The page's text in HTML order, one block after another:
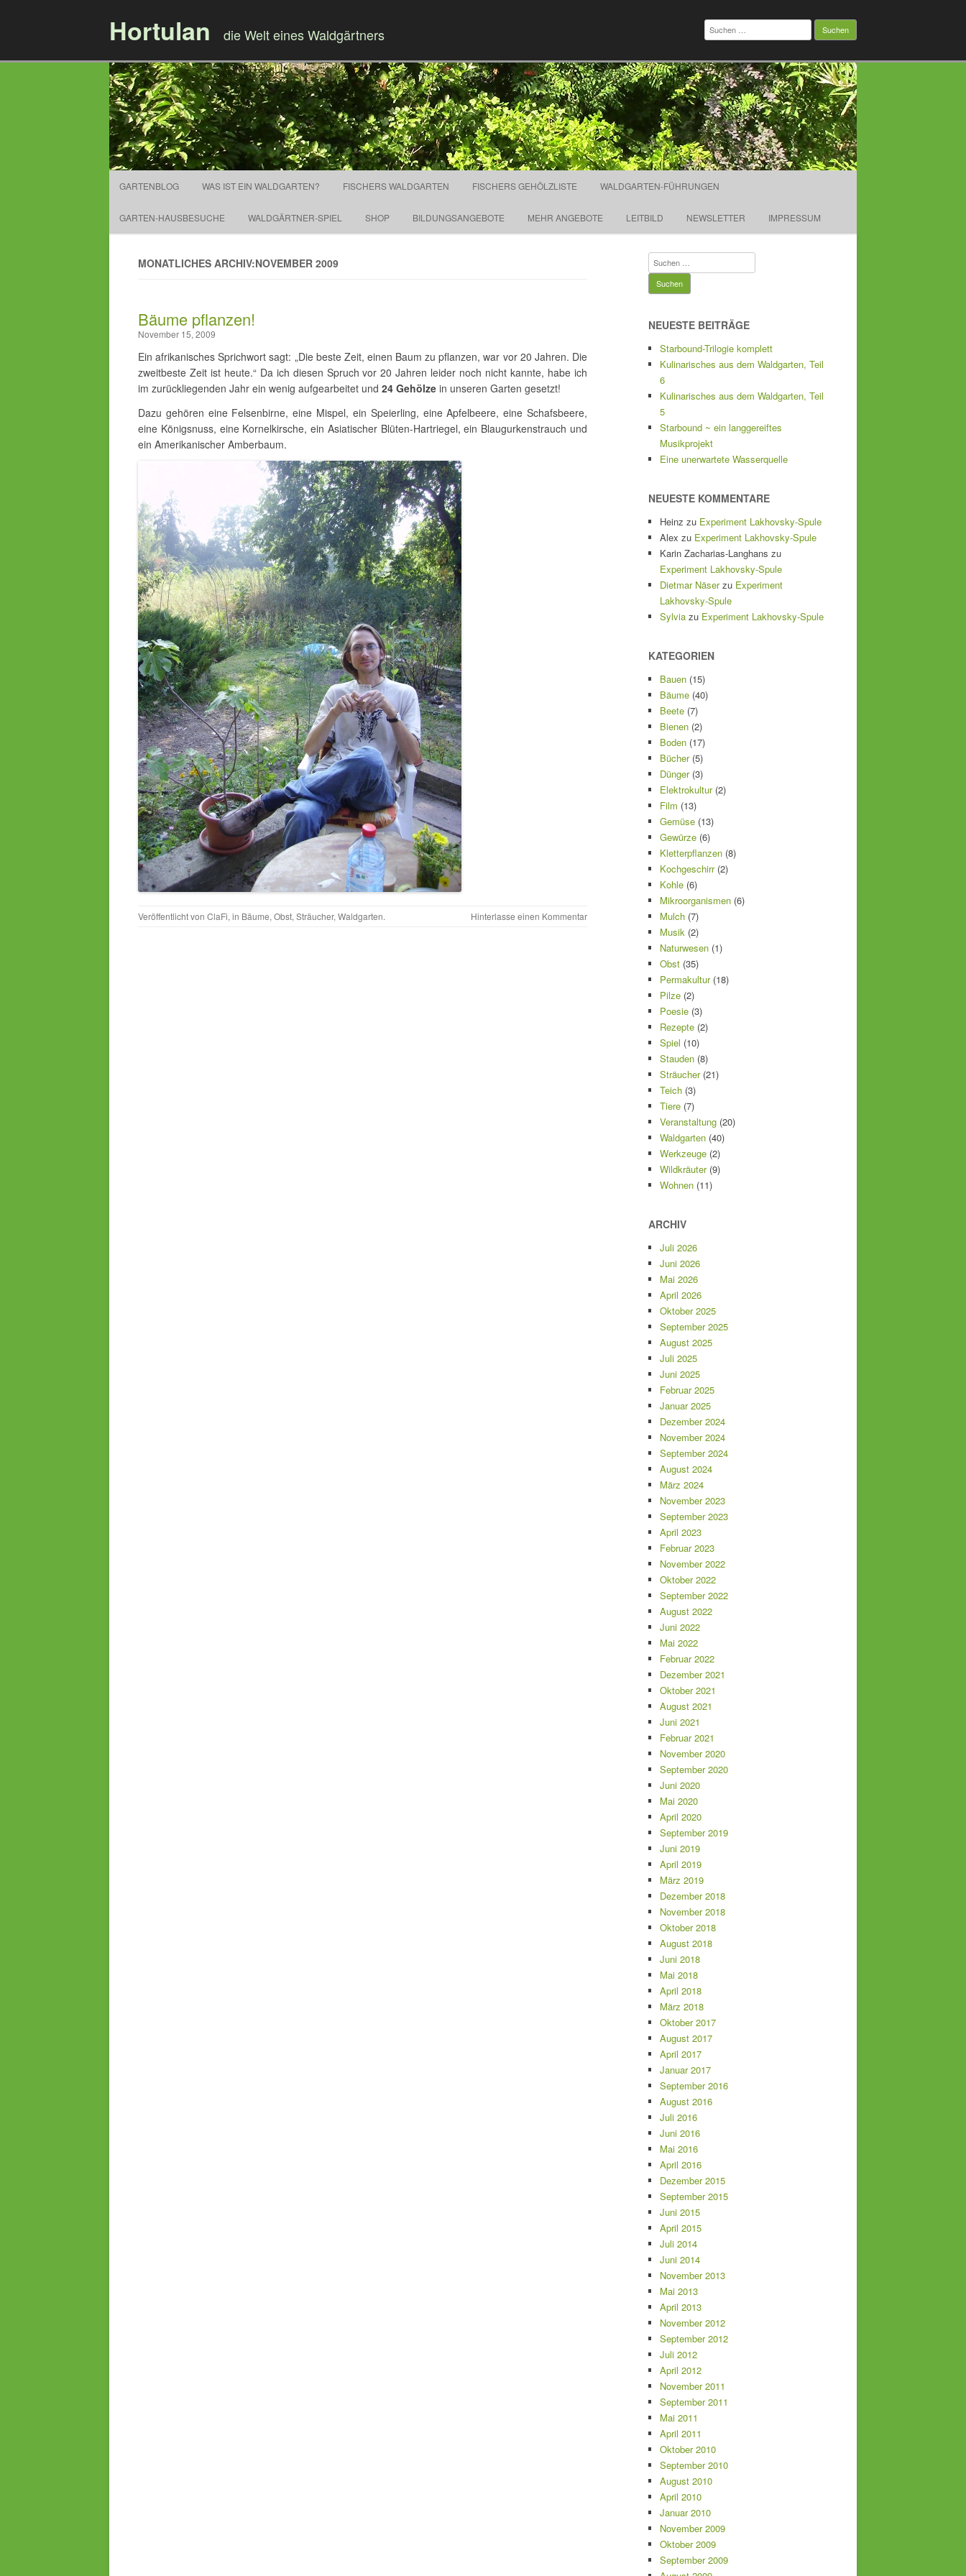
Hortulan die Welt eines Waldgärtners
Suchen
nach:
GARTENBLOG WAS IST EIN WALDGARTEN? FISCHERS WALDGARTEN FISCHERS GEHÖLZLISTE WALDGARTEN-FÜHRUNGEN
GARTEN-HAUSBESUCHE WALDGÄRTNER-SPIEL SHOP BILDUNGSANGEBOTE MEHR ANGEBOTE LEITBILD NEWSLETTER IMPRESSUM
MONATLICHES ARCHIV:NOVEMBER 2009
Bäume pflanzen!
November 15, 2009
Ein afrikanisches Sprichwort sagt: „Die beste Zeit, einen Baum zu pflanzen, war vor 20 Jahren. Die
zweitbeste Zeit ist heute.“ Da ich diesen Spruch vor 20 Jahren leider noch nicht kannte, habe ich
im zurückliegenden Jahr ein wenig aufgearbeitet und 24 Gehölze in unseren Garten gesetzt!
Dazu gehören eine Felsenbirne, eine Mispel, ein Speierling, eine Apfelbeere, eine Schafsbeere,
eine Königsnuss, eine Kornelkirsche, ein Asiatischer Blüten-Hartriegel, ein Blaugurkenstrauch und
ein Amerikanischer Amberbaum.
Veröffentlicht von ClaFi, in Bäume, Obst, Sträucher, Waldgarten. Hinterlasse einen Kommentar
Suchen
nach:
NEUESTE BEITRÄGE
Starbound-Trilogie komplett
Kulinarisches aus dem Waldgarten, Teil
6
Kulinarisches aus dem Waldgarten, Teil
5
Starbound ~ ein langgereiftes
Musikprojekt
Eine unerwartete Wasserquelle
NEUESTE KOMMENTARE
Heinz zu Experiment Lakhovsky-Spule
Alex zu Experiment Lakhovsky-Spule
Karin Zacharias-Langhans zu
Experiment Lakhovsky-Spule
Dietmar Näserzu Experiment
Lakhovsky-Spule
Sylvia zu Experiment Lakhovsky-Spule
KATEGORIEN
Bauen (15)
Bäume (40)
Beete (7)
Bienen (2)
Boden (17)
Bücher(5)
Dünger(3)
Elektrokultur(2)
Film (13)
Gemüse (13)
Gewürze (6)
Kletterpflanzen (8)
Kochgeschirr(2)
Kohle (6)
Mikroorganismen (6)
Mulch (7)
Musik (2)
Naturwesen (1)
Obst (35)
Permakultur(18)
Pilze (2)
Poesie (3)
Rezepte (2)
Spiel (10)
Stauden (8)
Sträucher(21)
Teich (3)
Tiere (7)
Veranstaltung (20)
Waldgarten (40)
Werkzeuge (2)
Wildkräuter(9)
Wohnen (11)
ARCHIV
Juli 2026
Juni 2026
Mai 2026
April 2026
Oktober 2025
September 2025
August 2025
Juli 2025
Juni 2025
Februar 2025
Januar 2025
Dezember 2024
November 2024
September 2024
August 2024
März 2024
November 2023
September 2023
April 2023
Februar 2023
November 2022
Oktober 2022
September 2022
August 2022
Juni 2022
Mai 2022
Februar 2022
Dezember 2021
Oktober 2021
August 2021
Juni 2021
Februar 2021
November 2020
September 2020
Juni 2020
Mai 2020
April 2020
September 2019
Juni 2019
April 2019
März 2019
Dezember 2018
November 2018
Oktober 2018
August 2018
Juni 2018
Mai 2018
April 2018
März 2018
Oktober 2017
August 2017
April 2017
Januar 2017
September 2016
August 2016
Juli 2016
Juni 2016
Mai 2016
April 2016
Dezember 2015
September 2015
Juni 2015
April 2015
Juli 2014
Juni 2014
November 2013
Mai 2013
April 2013
November 2012
September 2012
Juli 2012
April 2012
November 2011
September 2011
Mai 2011
April 2011
Oktober 2010
September 2010
August 2010
April 2010
Januar 2010
November 2009
Oktober 2009
September 2009